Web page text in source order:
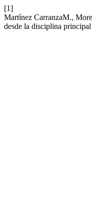
[1]
Martínez CarranzaM.,
desde la disciplina